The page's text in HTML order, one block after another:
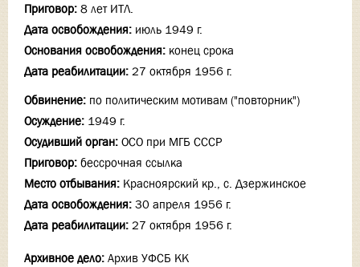
Приговор: 8 лет ИТЛ.
Дата освобождения: июль 1949 г.
Основания освобождения: конец срока
Дата реабилитации: 27 октября 1956 г.
Обвинение: по политическим мотивам ("повторник")
Осуждение: 1949 г.
Осудивший орган: ОСО при МГБ СССР
Приговор: бессрочная ссылка
Место отбывания: Красноярский кр., с. Дзержинское
Дата освобождения: 30 апреля 1956 г.
Дата реабилитации: 27 октября 1956 г.
Архивное дело: Архив УФСБ КК